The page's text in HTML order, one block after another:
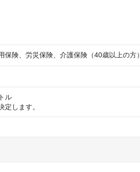
保険、労災保険、介護保険（40歳以上の方）
ル
します。